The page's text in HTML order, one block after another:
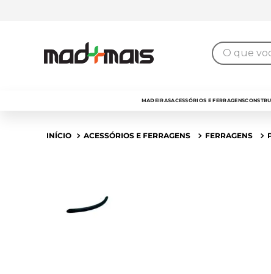
O que
MADEIRASACESSÓRIOS E FERRAGENS
ACESSÓRIOS E FERRAGENS FERRAGENS